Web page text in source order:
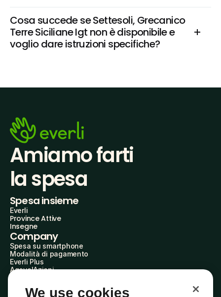
Cosa succede se Settesoli, Grecanico
Terre Siciliane Igt non è disponibile e
voglio dare istruzioni specifiche?
Amiamo farti
la spesa
Spesa insieme
Everli
Province Attive
Insegne
Company
Spesa su smartphone
Modalità di pagamento
Everli Plus
AgevolAzioni
Everli Shoppers
We use cookies